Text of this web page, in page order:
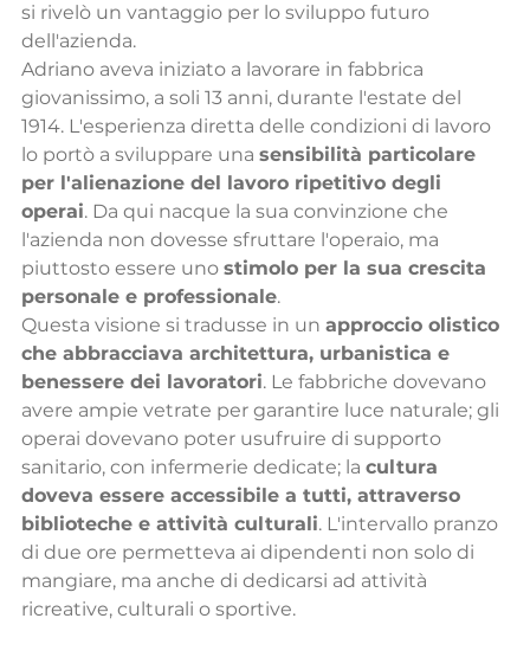
si rivelò un vantaggio per lo sviluppo futuro
dell'azienda.
Adriano aveva iniziato a lavorare in fabbrica
giovanissimo, a soli 13 anni, durante l'estate del
1914. L'esperienza diretta delle condizioni di lavoro
lo portò a sviluppare una sensibilità particolare
per l'alienazione del lavoro ripetitivo degli
operai. Da qui nacque la sua convinzione che
l'azienda non dovesse sfruttare l'operaio, ma
piuttosto essere uno stimolo per la sua crescita
personale e professionale.
Questa visione si tradusse in un approccio olistico
che abbracciava architettura, urbanistica e
benessere dei lavoratori. Le fabbriche dovevano
avere ampie vetrate per garantire luce naturale; gli
operai dovevano poter usufruire di supporto
sanitario, con infermerie dedicate; la cultura
doveva essere accessibile a tutti, attraverso
biblioteche e attività culturali. L'intervallo pranzo
di due ore permetteva ai dipendenti non solo di
mangiare, ma anche di dedicarsi ad attività
ricreative, culturali o sportive.